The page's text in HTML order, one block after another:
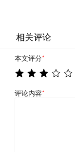
相关评论
本文评分*
评论内容*